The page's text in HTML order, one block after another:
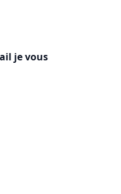
je vous